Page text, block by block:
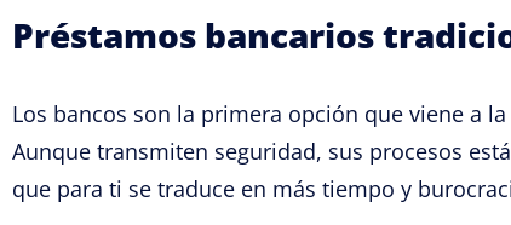
Préstamos bancarios
Los bancos son la primera opción que viene a
Aunque transmiten seguridad, sus procesos
que para ti se traduce en más tiempo y